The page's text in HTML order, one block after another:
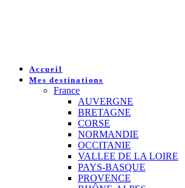
Accueil
Mes destinations
France
AUVERGNE
BRETAGNE
CORSE
NORMANDIE
OCCITANIE
VALLEE DE LA LOIRE
PAYS-BASQUE
PROVENCE